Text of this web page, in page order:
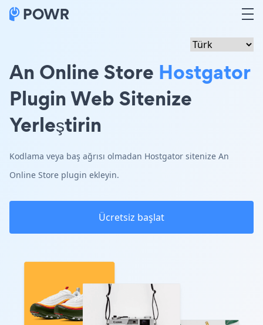
An Online Store Hostgator
Plugin Web Sitenize
Yerleştirin
Kodlama veya baş ağrısı olmadan Hostgator sitenize An
Online Store plugin ekleyin.
Ücretsiz başlat